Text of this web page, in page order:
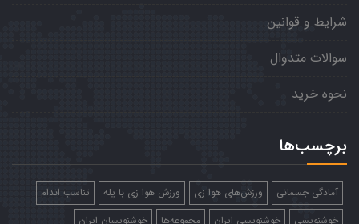
شرایط و قوانین
سوالات متدوال
نحوه خرید
برچسب‌ها
آمادگی جسمانی ورزش‌های هوا زی ورزش هوا زی با پله
تناسب اندام
خوشنویسی
خوشنویسی ایران مجموعه‌ها خوشنویسان ایران